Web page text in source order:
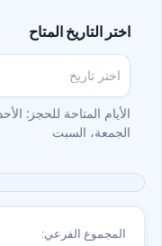
اختر التاريخ المتاح
الأيام المتاحة للحجز:
الجمعة، السبت
المجموع الفرعي: